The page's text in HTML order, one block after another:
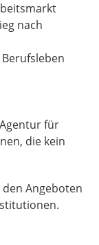
nach
für
die kein
Angeboten